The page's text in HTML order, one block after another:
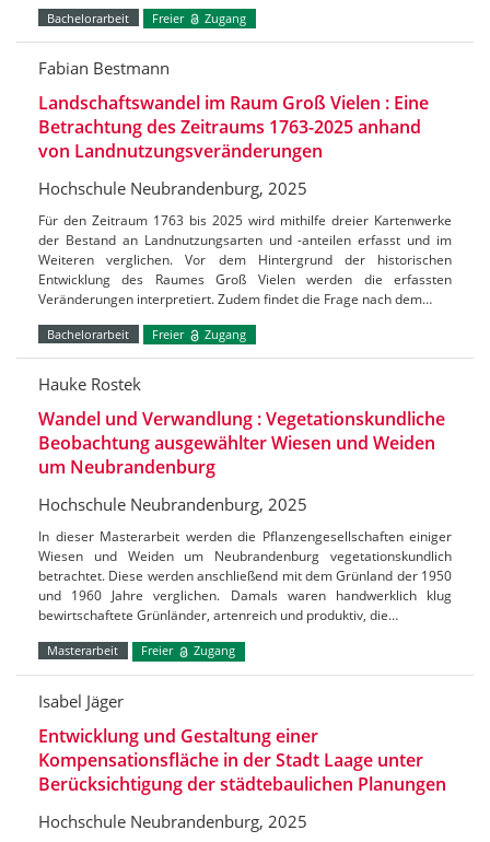
Bachelorarbeit Freier Zugang
Fabian Bestmann
Landschaftswandel im Raum Groß Vielen : Eine
Betrachtung des Zeitraums 1763-2025 anhand
von Landnutzungsveränderungen
Hochschule Neubrandenburg, 2025
Für den Zeitraum 1763 bis 2025 wird mithilfe dreier Kartenwerke
der Bestand an Landnutzungsarten und -anteilen erfasst und im
Weiteren verglichen. Vor dem Hintergrund der historischen
Entwicklung des Raumes Groß Vielen werden die erfassten
Veränderungen interpretiert. Zudem findet die Frage nach dem…
Bachelorarbeit Freier Zugang
Hauke Rostek
Wandel und Verwandlung : Vegetationskundliche
Beobachtung ausgewählter Wiesen und Weiden
um Neubrandenburg
Hochschule Neubrandenburg, 2025
In dieser Masterarbeit werden die Pflanzengesellschaften einiger
Wiesen und Weiden um Neubrandenburg vegetationskundlich
betrachtet. Diese werden anschließend mit dem Grünland der 1950
und 1960 Jahre verglichen. Damals waren handwerklich klug
bewirtschaftete Grünländer, artenreich und produktiv, die…
Masterarbeit Freier Zugang
Isabel Jäger
Entwicklung und Gestaltung einer
Kompensationsfläche in der Stadt Laage unter
Berücksichtigung der städtebaulichen Planungen
Hochschule Neubrandenburg, 2025